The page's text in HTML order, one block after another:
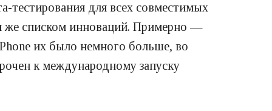
тестирования для всех совместимых
же списком инноваций. Примерно —
их было немного больше, во
к международному запуску